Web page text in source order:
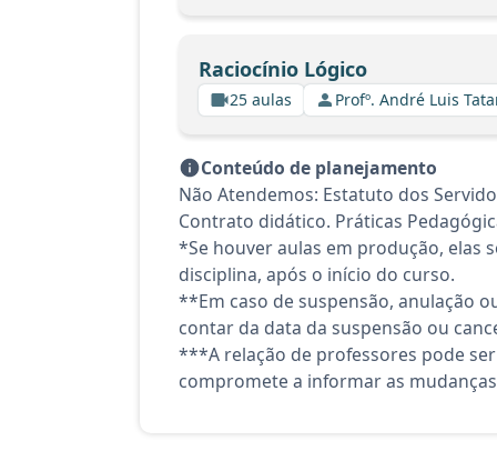
Raciocínio Lógico
25 aulas Profº. André Luis
Conteúdo de planejamento
Não Atendemos: Estatuto dos
Contrato didático. Práticas
*Se houver aulas em produção, elas
disciplina, após o início do curso.
**Em caso de suspensão, anulação
contar da data da suspensão ou
***A relação de professores pode
compromete a informar as